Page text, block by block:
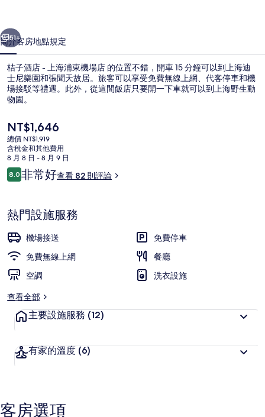
浦
東
機
場
的
相
片
集
個 下一個
51+
簡介客房地點規定
桔子酒店 - 上海浦東機場店 的位置不錯，開車 15 分鐘可以到上海迪
士尼樂園和張聞天故居。旅客可以享受免費無線上網、代客停車和機
場接駁等禮遇。此外，從這間飯店只要開一下車就可以到上海野生動
物園。
目
前
的
價
格
是
NT$1,646
總價 NT$1,919
含稅金和其他費用
8 月 8 日 - 8 月 9 日
評
論
8.08.0 分，滿分 10 分，
非常好查看 82 則評論
熱門設施服務
機場接送
免費停車
免費無線上網
餐廳
空調
洗衣設施
查看全部
主要設施服務 (12)
有家的溫度 (6)
客房選項